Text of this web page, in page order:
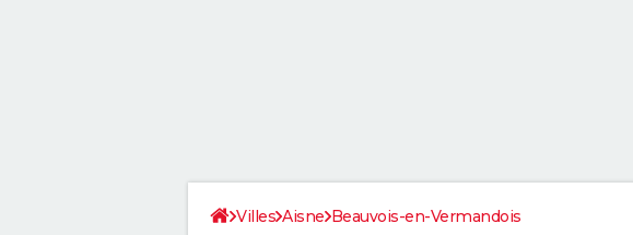
Villes Aisne Beauvois-en-Vermandois